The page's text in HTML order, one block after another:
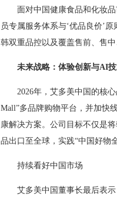
面对中国健康食品和化妆
员专属服务体系与‘优品良价’
韩双重品控以及覆盖售前、售
未来战略：体验创新与AI
2026年，艾多美中国的核
Mall”多品牌购物平台，并加快
康解决方案。公司目标不仅是
品出口至全球，实践“中国好物
持续看好中国市场
艾多美中国董事长最后表